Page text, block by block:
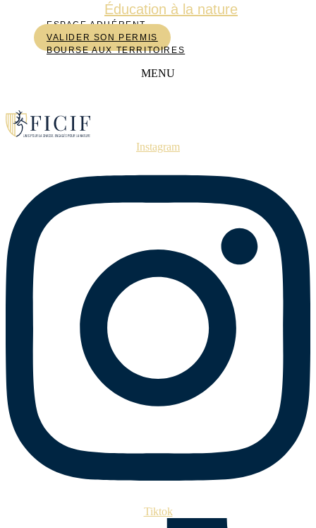
Éducation à la nature
ESPACE ADHÉRENT
VALIDER SON PERMIS
BOURSE AUX TERRITOIRES
MENU
Instagram
Tiktok